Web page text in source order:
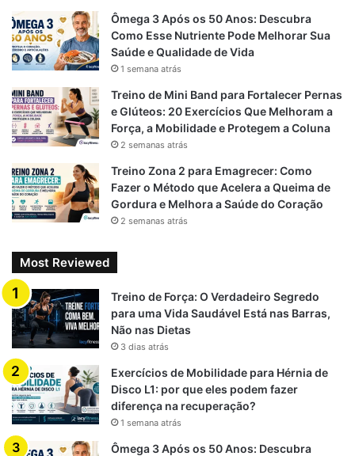
Ômega 3 Após os 50 Anos: Descubra
Como Esse Nutriente Pode Melhorar Sua
Saúde e Qualidade de Vida
1 semana atrás
Treino de Mini Band para Fortalecer Pernas
e Glúteos: 20 Exercícios Que Melhoram a
Força, a Mobilidade e Protegem a Coluna
2 semanas atrás
Treino Zona 2 para Emagrecer: Como
Fazer o Método que Acelera a Queima de
Gordura e Melhora a Saúde do Coração
2 semanas atrás
Most Reviewed
Treino de Força: O Verdadeiro Segredo
para uma Vida Saudável Está nas Barras,
Não nas Dietas
3 dias atrás
Exercícios de Mobilidade para Hérnia de
Disco L1: por que eles podem fazer
diferença na recuperação?
1 semana atrás
Ômega 3 Após os 50 Anos: Descubra